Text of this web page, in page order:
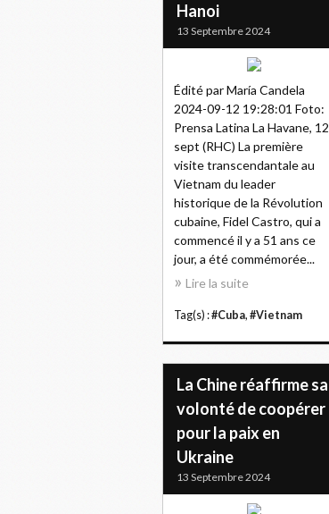
Hanoi
13 Septembre 2024
Édité par María Candela
2024-09-12 19:28:01 Foto:
Prensa Latina La Havane, 12
sept (RHC) La première
visite transcendantale au
Vietnam du leader
historique de la Révolution
cubaine, Fidel Castro, qui a
commencé il y a 51 ans ce
jour, a été commémorée...
Lire la suite
Tag(s) :#Cuba, #Vietnam
La Chine réaffirme sa
volonté de coopérer
pour la paix en
Ukraine
13 Septembre 2024